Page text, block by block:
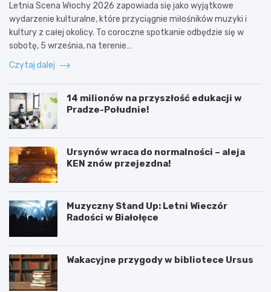
Letnia Scena Włochy 2026 zapowiada się jako wyjątkowe
wydarzenie kulturalne, które przyciągnie miłośników muzyki i
kultury z całej okolicy. To coroczne spotkanie odbędzie się w
sobotę, 5 września, na terenie…
Czytaj dalej
14 milionów na przyszłość edukacji w
Pradze-Południe!
Ursynów wraca do normalności – aleja
KEN znów przejezdna!
Muzyczny Stand Up: Letni Wieczór
Radości w Białołęce
Wakacyjne przygody w bibliotece Ursus